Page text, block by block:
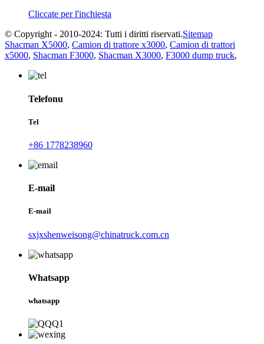
Cliccate per l'inchiesta
© Copyright - 2010-2024: Tutti i diritti riservati.Sitemap
Shacman X5000, Camion di trattore x3000, Camion di trattori
x5000, Shacman F3000, Shacman X3000, F3000 dump truck,
Telefonu
Tel
+86 1778238960
E-mail
E-mail
sxjxshenweisong@chinatruck.com.cn
Whatsapp
whatsapp